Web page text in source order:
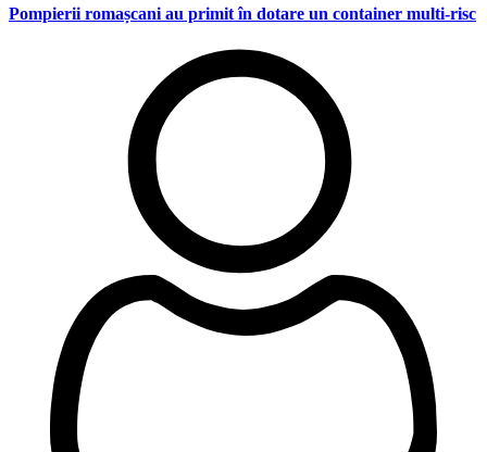
Pompierii romașcani au primit în dotare un container multi-risc